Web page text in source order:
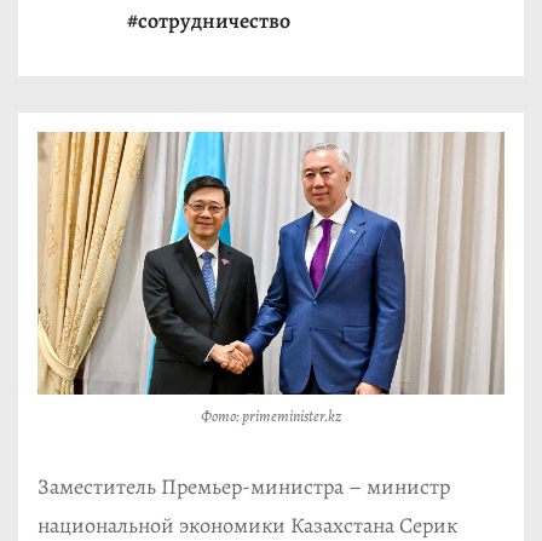
#сотрудничество
Фото: primeminister.kz
Заместитель Премьер-министра – министр
национальной экономики Казахстана Серик